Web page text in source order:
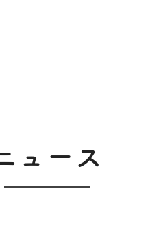
ュース